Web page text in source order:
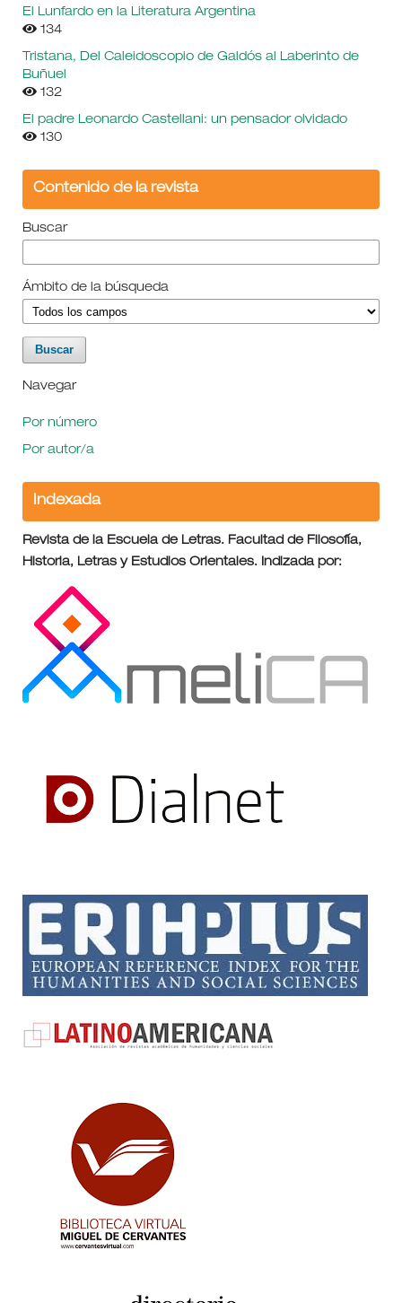
El Lunfardo en la Literatura Argentina
134
Tristana, Del Caleidoscopio de Galdós al Laberinto de
Buñuel
132
El padre Leonardo Castellani: un pensador olvidado
130
Contenido de la revista
Buscar
Ámbito de la búsqueda
Navegar
Por número
Por autor/a
Indexada
Revista de la Escuela de Letras. Facultad de Filosofía,
Historia, Letras y Estudios Orientales. Indizada por: